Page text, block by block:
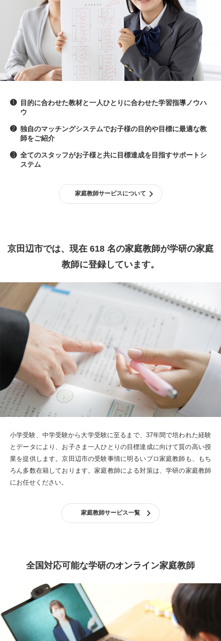
❶
目的に合わせた教材と一人ひとりに合わせた学習指導ノウハ
ウ
❷ 独自のマッチングシステムでお子様の目的や目標に最適な教
師をご紹介
❸ 全てのスタッフがお子様と共に目標達成を目指すサポートシ
ステム
家庭教師サービスについて
京田辺市では、現在 618 名の家庭教師が学研の家庭
教師に登録しています。
小学受験、中学受験から大学受験に至るまで、37年間で培われた経験
とデータにより、お子さま一人ひとりの目標達成に向けて質の高い授
業を提供します。京田辺市の受験事情に明るいプロ家庭教師も、もち
ろん多数在籍しております。家庭教師による対策は、学研の家庭教師
にお任せください。
家庭教師サービス一覧
全国対応可能な学研のオンライン家庭教師